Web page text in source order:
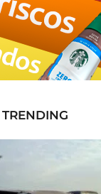
TRENDING